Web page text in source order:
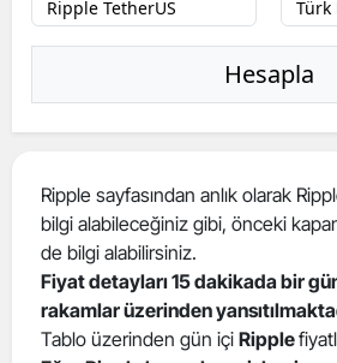
Hesapla
Ripple sayfasından anlık olarak
bilgi alabileceğiniz gibi, önceki
de bilgi alabilirsiniz.
Fiyat detayları 15 dakikada bir
rakamlar üzerinden
Tablo üzerinden gün içi Ripple